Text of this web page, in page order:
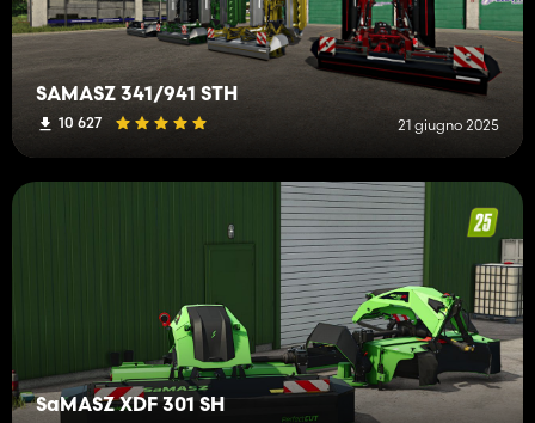
SAMASZ 341/941 STH
10 627 21 giugno 2025
SaMASZ XDF 301 SH